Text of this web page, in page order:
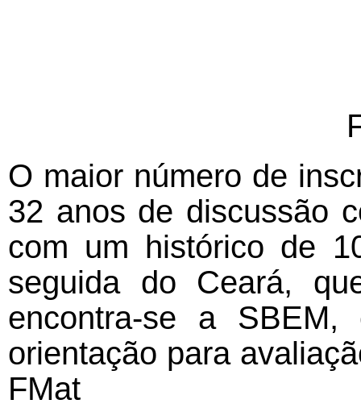
O maior número de
32 anos de discussão
com um histórico de
seguida do Ceará,
encontra-se a
orientação para
FMat